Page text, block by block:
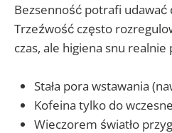
Bezsenność potrafi udawać
Trzeźwość często
czas, ale higiena snu realnie
Stała pora wstawania
Kofeina tylko do
Wieczorem światło